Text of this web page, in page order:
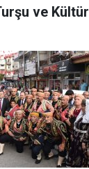
ve Kültür